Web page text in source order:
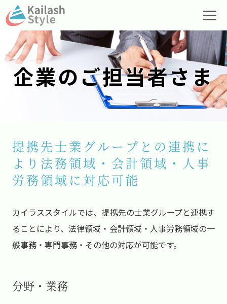
企業のご担当者さま
提携先士業グループとの連携に
より 法務領域・会計領域・人事
労務領域に対応可能
カイラススタイルでは、提携先の士業グループと連携す
ることにより、法律領域・会計領域・人事労務領域の一
般事務・専門事務・その他の対応が可能です。
分野・業務